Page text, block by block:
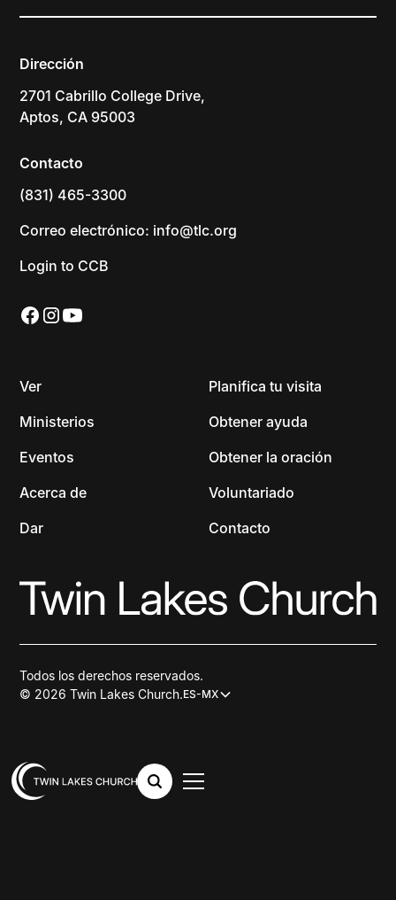
Dirección
2701 Cabrillo College Drive,
Aptos, CA 95003
Contacto
(831) 465-3300
Correo electrónico: info@tlc.org
Login to CCB
Ver
Ministerios
Eventos
Acerca de
Dar
Planifica tu visita
Obtener ayuda
Obtener la oración
Voluntariado
Contacto
© 2026 Twin Lakes Church.ES-MX
Todos los derechos reservados.